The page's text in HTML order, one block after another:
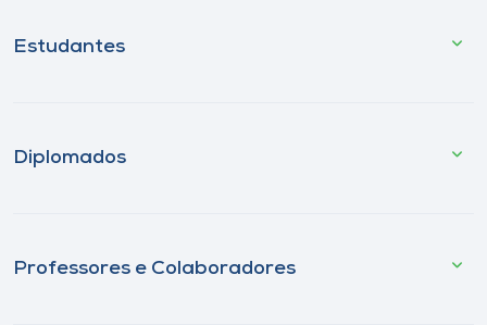
Estudantes
Diplomados
Professores e Colaboradores